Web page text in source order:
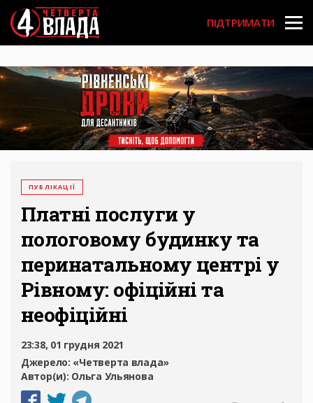
Перейти
до
основного
вмісту
User
account
menu
ПІДТРИМАТИ
ПУБЛІКАЦІЇ
Платні послуги у
пологовому будинку та
перинатальному центрі у
Рівному: офіційні та
неофіційні
23:38, 01 грудня 2021
Джерело: «Четверта влада»
Автор(и): Ольга Ульянова